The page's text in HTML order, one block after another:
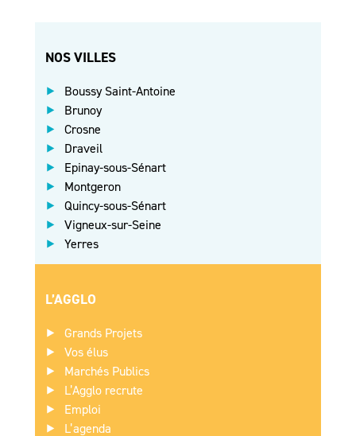
NOS VILLES
Boussy Saint-Antoine
Brunoy
Crosne
Draveil
Epinay-sous-Sénart
Montgeron
Quincy-sous-Sénart
Vigneux-sur-Seine
Yerres
L’AGGLO
Grands Projets
Vos élus
Marchés Publics
L’Agglo recrute
Emploi
L’agenda